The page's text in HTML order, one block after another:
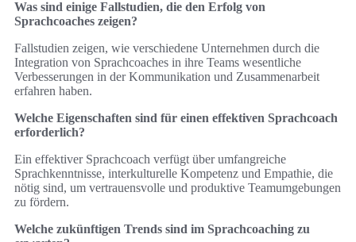
Was sind einige Fallstudien, die den Erfolg von
Sprachcoaches zeigen?
Fallstudien zeigen, wie verschiedene Unternehmen durch die
Integration von Sprachcoaches in ihre Teams wesentliche
Verbesserungen in der Kommunikation und Zusammenarbeit
erfahren haben.
Welche Eigenschaften sind für einen effektiven Sprachcoach
erforderlich?
Ein effektiver Sprachcoach verfügt über umfangreiche
Sprachkenntnisse, interkulturelle Kompetenz und Empathie, die
nötig sind, um vertrauensvolle und produktive Teamumgebungen
zu fördern.
Welche zukünftigen Trends sind im Sprachcoaching zu